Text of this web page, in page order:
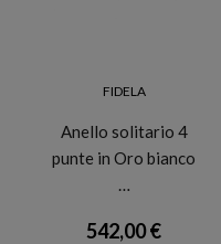
FIDELA
Anello solitario 4
punte in Oro bianco
…
542,00 €